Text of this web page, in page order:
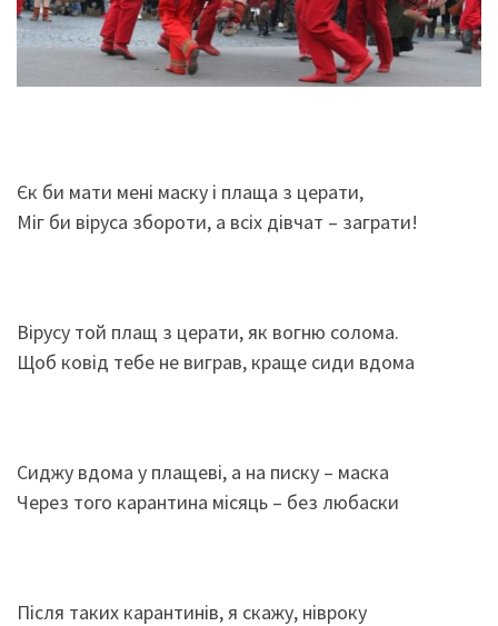
Єк би мати мені маску і плаща з церати,
Міг би віруса збороти, а всіх дівчат – заграти!
Вірусу той плащ з церати, як вогню солома.
Щоб ковід тебе не виграв, краще сиди вдома
Сиджу вдома у плащеві, а на писку – маска
Через того карантина місяць – без любаски
Після таких карантинів, я скажу, нівроку